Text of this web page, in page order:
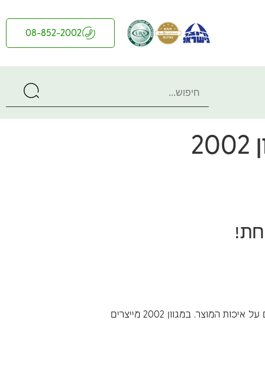
08-852-2002
אצלנו תוכלו למצוא לוחות מחיקים גדולים לכל מטרה. אנו שמים דגש על שירות מקצועי ואדיב, ולא מתפשרים על איכות המוצר. במגוון 2002 מייצרים